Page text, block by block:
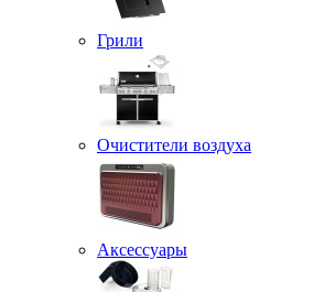
Грили
Очистители воздуха
Аксессуары